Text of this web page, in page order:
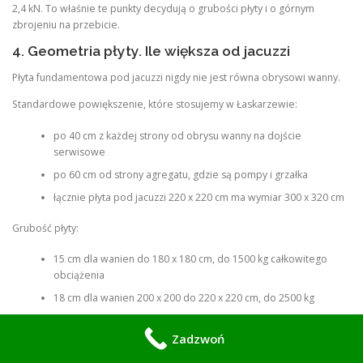
2,4 kN. To właśnie te punkty decydują o grubości płyty i o górnym
zbrojeniu na przebicie.
4. Geometria płyty. Ile większa od jacuzzi
Płyta fundamentowa pod jacuzzi nigdy nie jest równa obrysowi wanny.
Standardowe powiększenie, które stosujemy w Łaskarzewie:
po 40 cm z każdej strony od obrysu wanny na dojście
serwisowe
po 60 cm od strony agregatu, gdzie są pompy i grzałka
łącznie płyta pod jacuzzi 220 x 220 cm ma wymiar 300 x 320 cm
Grubość płyty:
15 cm dla wanien do 180 x 180 cm, do 1500 kg całkowitego
obciążenia
18 cm dla wanien 200 x 200 do 220 x 220 cm, do 2500 kg
Każda płyta ma spadek 1% na zewnątrz od środka, żeby woda
Zadzwoń